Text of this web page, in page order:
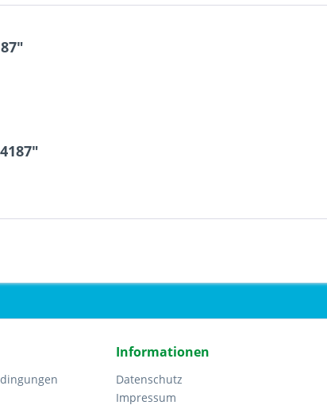
Informationen
Datenschutz
Impressum